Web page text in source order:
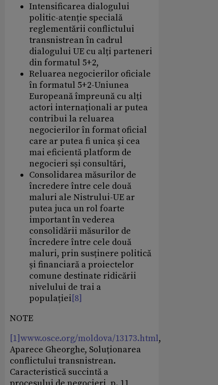
Intensificarea dialogului
politic-atenție specială
reglementării conflictului
transnistrean în cadrul
dialogului UE cu alți parteneri
din formatul 5+2,
Reluarea negocierilor oficiale
în formatul 5+2-Uniunea
Europeană împreună cu alți
actori internaționali ar putea
contribui la reluarea
negocierilor în format oficial
care ar putea fi unica și cea
mai eficientă platform de
negocieri sși consultări,
Consolidarea măsurilor de
încredere între cele două
maluri ale Nistrului-UE ar
putea juca un rol foarte
important în vederea
consolidării măsurilor de
încredere între cele două
maluri, prin susținere politică
și financiară a proiectelor
comune destinate ridicării
nivelului de trai a
populației[8]
NOTE
[1]www.osce.org/moldova/13173.html,
Aparece Gheorghe, Soluționarea
conflictului transnistrean.
Caracteristică succintă a